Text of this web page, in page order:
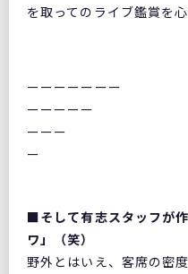
を取ってのライブ鑑賞を
ーーーーーーー
ーーーーー
ーーー
ー
■そして有志スタッフが
ワ」（笑）
野外とはいえ、客席の密